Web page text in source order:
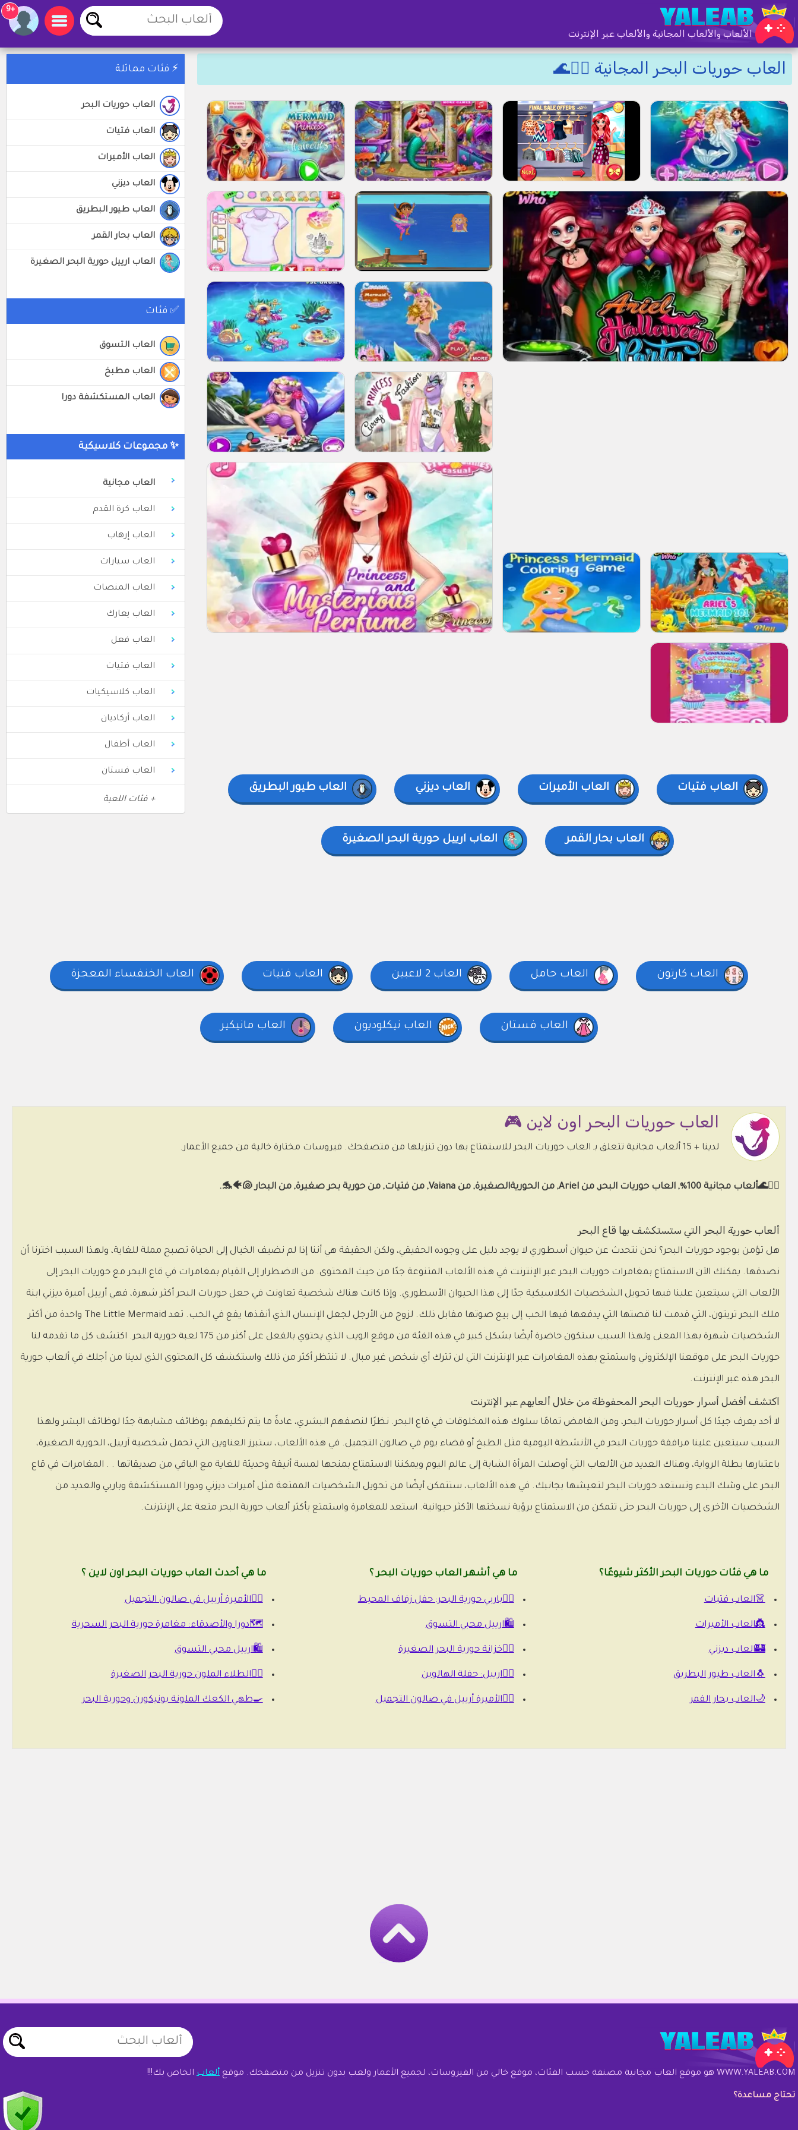
الألعاب والألعاب المجانية والألعاب عبر الإنترنت
+9
⚡ فئات مماثلة
العاب حوريات البحر
العاب فتيات
العاب الأميرات
العاب ديزني
العاب طيور البطريق
العاب بحار القمر
العاب ارييل حورية البحر الصغيرة
✅ فئات
العاب التسوق
العاب مطبخ
العاب المستكشفة دورا
✨ مجموعات كلاسيكية
العاب مجانية
العاب كرة القدم
العاب إرهاب
العاب سيارات
العاب المنصات
العاب يعارك
العاب فعل
العاب فتيات
العاب كلاسيكيات
العاب أركاديان
العاب أطفال
العاب فستان
+ فئات اللعبة
العاب حوريات البحر المجانية 🧜‍♀️🌊
العاب فتيات العاب الأميرات العاب ديزني العاب طيور البطريق
العاب بحار القمر العاب ارييل حورية البحر الصغيرة
العاب كارتون العاب حامل العاب 2 لاعبين العاب فتيات العاب الخنفساء المعجزة
العاب فستان العاب نيكلوديون العاب مانيكير
العاب حوريات البحر اون لاين 🎮
لدينا + 15 ألعاب مجانية تتعلق بـ العاب حوريات البحر للاستمتاع بها دون تنزيلها من متصفحك. فيروسات مختارة خالية من جميع الأعمار.
🧜‍♀️🌊ألعاب مجانية 100%, العاب حوريات البحر, من Ariel, من الحوريةالصغيرة, من Vaiana, من فتيات, من حورية بحر صغيرة, من البحار 🐚🐠🐬.
ألعاب حورية البحر التي ستستكشف بها قاع البحر
هل تؤمن بوجود حوريات البحر؟ نحن نتحدث عن حيوان أسطوري لا يوجد دليل على وجوده الحقيقي، ولكن الحقيقة هي أننا إذا لم نضيف الخيال إلى الحياة تصبح مملة للغاية، ولهذا السبب اخترنا أن
نصدقها. يمكنك الآن الاستمتاع بمغامرات حوريات البحر عبر الإنترنت في هذه الألعاب المتنوعة جدًا من حيث المحتوى. من الاضطرار إلى القيام بمغامرات في قاع البحر مع حوريات البحر إلى
الألعاب التي سيتعين علينا فيها تحويل الشخصيات الكلاسيكية جدًا إلى هذا الحيوان الأسطوري. وإذا كانت هناك شخصية تعاونت في جعل حوريات البحر أكثر شهرة، فهي أرييل أميرة ديزني ابنة
ملك البحر تريتون، التي قدمت لنا قصتها التي يدفعها فيها الحب إلى بيع صوتها مقابل ذلك. لزوج من الأرجل لجعل الإنسان الذي أنقذها يقع في الحب. تعد The Little Mermaid واحدة من أكثر
الشخصيات شهرة بهذا المعنى ولهذا السبب ستكون حاضرة أيضًا بشكل كبير في هذه الفئة من موقع الويب الذي يحتوي بالفعل على أكثر من 175 لعبة حورية البحر. اكتشف كل ما تقدمه لنا
حوريات البحر على موقعنا الإلكتروني واستمتع بهذه المغامرات عبر الإنترنت التي لن تترك أي شخص غير مبال. لا تنتظر أكثر من ذلك واستكشف كل المحتوى الذي لدينا من أجلك في ألعاب حورية
البحر هذه عبر الإنترنت.
اكتشف أفضل أسرار حوريات البحر المحفوظة من خلال ألعابهم عبر الإنترنت
لا أحد يعرف جيدًا كل أسرار حوريات البحر، ومن الغامض تمامًا سلوك هذه المخلوقات في قاع البحر. نظرًا لنصفهم البشري، عادةً ما يتم تكليفهم بوظائف مشابهة جدًا لوظائف البشر ولهذا
السبب سيتعين علينا مرافقة حوريات البحر في الأنشطة اليومية مثل الطبخ أو قضاء يوم في صالون التجميل. في هذه الألعاب، ستبرز العناوين التي تحمل شخصية آرييل، الحورية الصغيرة،
باعتبارها بطلة الرواية، وهناك العديد من الألعاب التي أوصلت المرأة الشابة إلى عالم اليوم ويمكننا الاستمتاع بمنحها لمسة أنيقة وحديثة للغاية مع الباقي من صديقاتها . . المغامرات في قاع
البحر على وشك البدء وتستعد حوريات البحر لتعيشها بجانبك. في هذه الألعاب، ستتمكن أيضًا من تحويل الشخصيات الممتعة مثل أميرات ديزني ودورا المستكشفة وباربي والعديد من
الشخصيات الأخرى إلى حوريات البحر حتى تتمكن من الاستمتاع برؤية نسختها الأكثر حيوانية. استعد للمغامرة واستمتع بأكثر ألعاب حورية البحر متعة على الإنترنت.
ما هي فئات حوريات البحر الأكثر شيوعًا؟
👗العاب فتيات
👸العاب الأميرات
🏰العاب ديزني
🐧العاب طيور البطريق
🌙العاب بحار القمر
ما هي أشهر العاب حوريات البحر ؟
🧜‍♀️باربي حورية البحر: حفل زفاف المحيط
🛍️ارييل محبي التسوق
🧜‍♀️خزانة حورية البحر الصغيرة
🧜‍♀️ارييل: حفلة الهالوين
🧜‍♀️الأميرة أرييل في صالون التجميل
ما هي أحدث العاب حوريات البحر اون لاين ؟
🧜‍♀️الأميرة أرييل في صالون التجميل
🗺️دورا والأصدقاء: مغامرة حورية البحر السحرية
🛍️ارييل محبي التسوق
🧜‍♀️الطلاء الملون حورية البحر الصغيرة
🍳طهي الكعك الملونة يونيكورن وحورية البحر
WWW.YALEAB.COM هو موقع ألعاب مجانية مصنفة حسب الفئات، موقع خالي من الفيروسات، لجميع الأعمار ولعب بدون تنزيل من متصفحك. موقع ألعاب الخاص بك!!!
تحتاج مساعدة؟